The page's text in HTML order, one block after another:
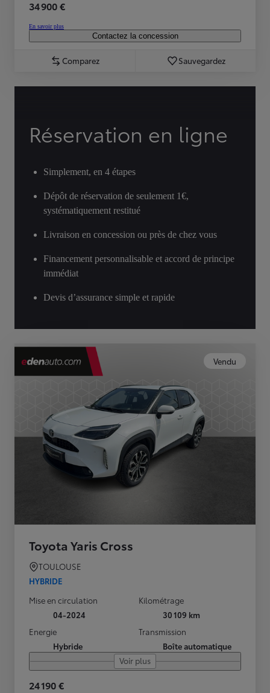
34 900 €
En savoir plus
Contactez la concession
Comparez Sauvegardez
Réservation en ligne
Simplement, en 4 étapes
Dépôt de réservation de seulement 1€,
systématiquement restitué
Livraison en concession ou près de chez vous
Financement personnalisable et accord de principe
immédiat
Devis d’assurance simple et rapide
Vendu
Toyota Yaris Cross
TOULOUSE
HYBRIDE
Mise en circulation
04-2024
Kilométrage
30 109 km
Energie
Hybride
Transmission
Boîte automatique
Voir plus
24 190 €